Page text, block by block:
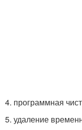
4. программная
5. удаление